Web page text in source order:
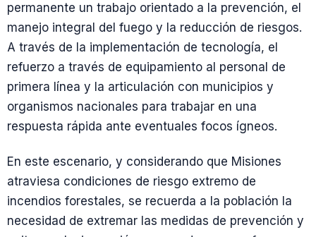
permanente un trabajo orientado a la prevención, el
manejo integral del fuego y la reducción de riesgos.
A través de la implementación de tecnología, el
refuerzo a través de equipamiento al personal de
primera línea y la articulación con municipios y
organismos nacionales para trabajar en una
respuesta rápida ante eventuales focos ígneos.
En este escenario, y considerando que Misiones
atraviesa condiciones de riesgo extremo de
incendios forestales, se recuerda a la población la
necesidad de extremar las medidas de prevención y